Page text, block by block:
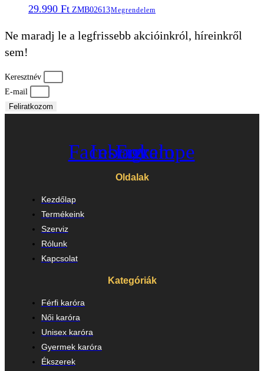
29.990 Ft ZMB02613Megrendelem
Ne maradj le a legfrissebb akcióinkról, híreinkről
sem!
Keresztnév
E-mail
Feliratkozom
Facebook
Instagram
Envelope
Oldalak
Kezdőlap
Termékeink
Szerviz
Rólunk
Kapcsolat
Kategóriák
Férfi karóra
Női karóra
Unisex karóra
Gyermek karóra
Ékszerek